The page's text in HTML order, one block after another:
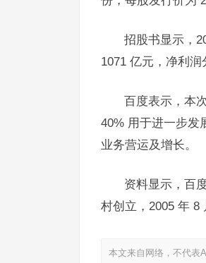
招股书显示，
1071 亿元，净利
百度表示，本
40% 用于进一步发
业务营运及增长。
资料显示，百
村创立，2005 年 8
本文来自网络，不代表